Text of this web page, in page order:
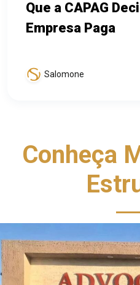
Que a CAPAG
Empresa Paga
Salomone
Conheça